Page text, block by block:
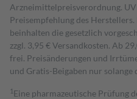
Arzneimittelpreisverordnung.
Preisempfehlung des Herstellers.
beinhalten die gesetzlich
zzgl. 3,95 € Versandkosten. Ab
frei. Preisänderungen und
und Gratis-Beigaben nur
1 Eine pharmazeutische Prüfung